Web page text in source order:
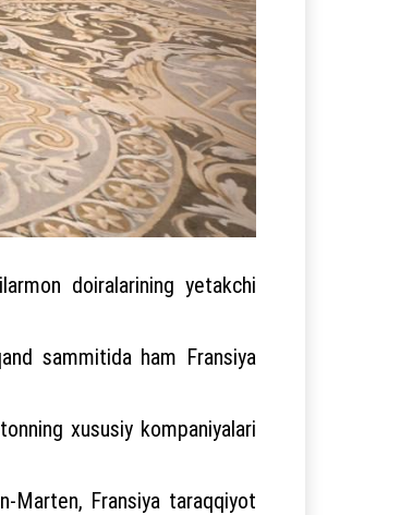
doiralarining yetakchi
sammitida ham Fransiya
xususiy kompaniyalari
Marten, Fransiya taraqqiyot